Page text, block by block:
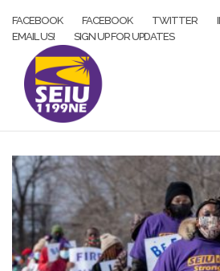
FACEBOOK FACEBOOK TWITTER
EMAIL US!
SIGN UP FOR UPDATES